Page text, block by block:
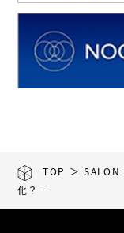
TOP ＞SALON
化？―